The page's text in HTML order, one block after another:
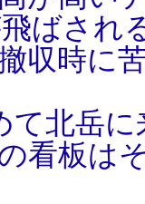
ばされ
収時に
て北岳
の看板は